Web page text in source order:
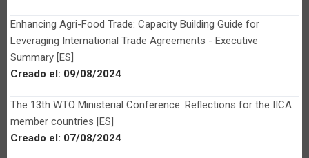
Enhancing Agri-Food Trade: Capacity Building Guide for
Leveraging International Trade Agreements - Executive
Summary [ES]
Creado el: 09/08/2024
The 13th WTO Ministerial Conference: Reflections for the IICA
member countries [ES]
Creado el: 07/08/2024